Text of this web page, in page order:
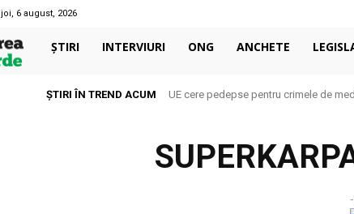
joi, 6 august, 2026
ȘTIRI INTERVIURI ONG ANCHETE
ȘTIRI ÎN TREND ACUM UE cere pedepse pentru crimele de